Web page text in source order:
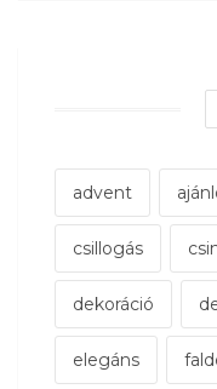
advent
csillogás
dekoráció
elegáns